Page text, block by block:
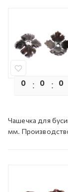
0 0 0
Чашечка для
мм.